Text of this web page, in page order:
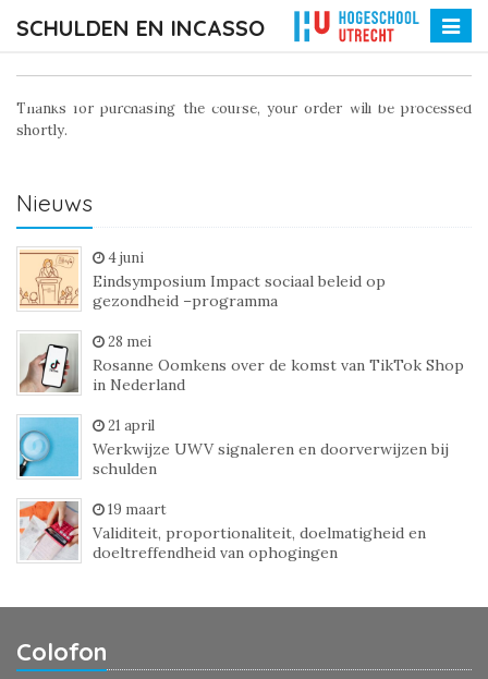
SCHULDEN EN INCASSO
Toggle
Bedankt voor uw
Thanks for purchasing the course, your order will be processed
shortly.
Nieuws
4 juni
Eindsymposium Impact sociaal beleid op
gezondheid –programma
28 mei
Rosanne Oomkens over de komst van TikTok Shop
in Nederland
21 april
Werkwijze UWV signaleren en doorverwijzen bij
schulden
19 maart
Validiteit, proportionaliteit, doelmatigheid en
doeltreffendheid van ophogingen
Colofon